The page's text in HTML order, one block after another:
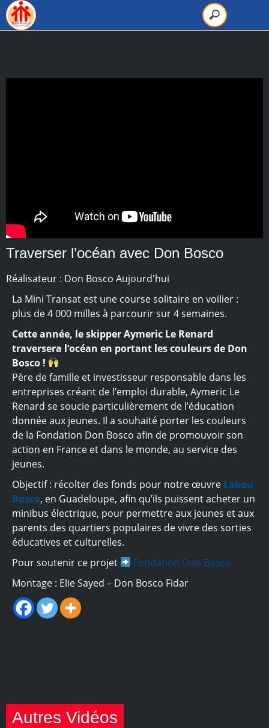
Traverser l’océan avec Don Bosco
Réalisateur : Don Bosco Aujourd'hui
La Mini Transat est une course solitaire en voilier :
plus de 4 000 milles à parcourir sur 4 semaines.
Cette année, le skipper Aymeric Le Renard
traversera l’océan en portant les couleurs de Don
Bosco !
Père de famille et investisseur responsable dans les
entreprises créant de l’emploi durable, Aymeric Le
Renard se soucie particulièrement de l’éducation
donnée aux jeunes. Il a souhaité porter les couleurs
de la Fondation Don Bosco afin de promouvoir son
action en France et dans le monde, au service des
jeunes.
Objectif : récolter des fonds pour notre œuvre Lakou
Bosco, en Guadeloupe, afin qu’ils puissent acheter un
minibus électrique, pour permettre aux jeunes et aux
parents des quartiers populaires de vivre des sorties
éducatives et culturelles.
Pour soutenir ce projet
Fondation Don Bosco
Montage : Elie Sayed – Don Bosco Fidar
Autres Vidéos